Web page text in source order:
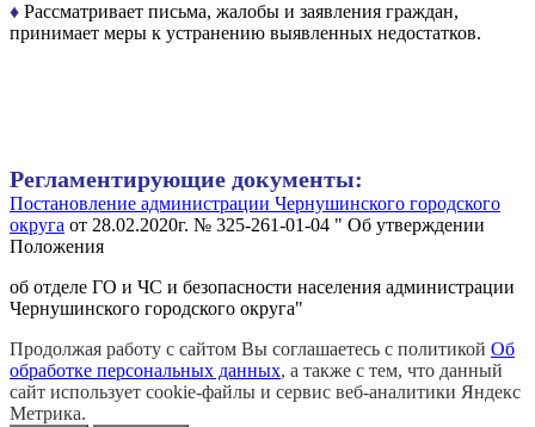
♦ Рассматривает письма, жалобы и заявления граждан,
принимает меры к устранению выявленных недостатков.
Регламентирующие документы:
Постановление администрации Чернушинского городского
округа от 28.02.2020г. № 325-261-01-04 " Об утверждении
Положения
об отделе ГО и ЧС и безопасности населения администрации
Чернушинского городского округа"
Продолжая работу с сайтом Вы соглашаетесь с политикой Об
обработке персональных данных, а также с тем, что данный
сайт использует cookie-файлы и сервис веб-аналитики Яндекс
Метрика.